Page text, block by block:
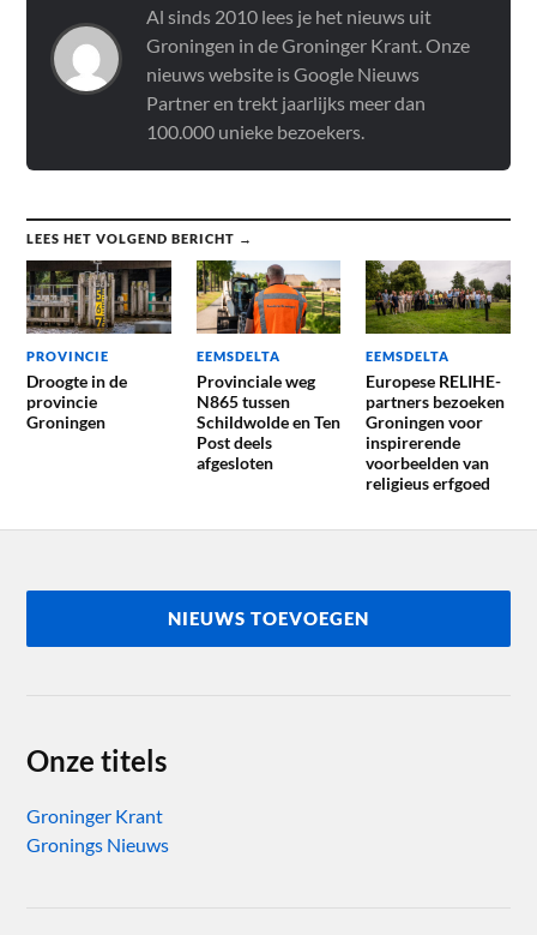
Al sinds 2010 lees je het nieuws uit
Groningen in de Groninger Krant. Onze
nieuws website is Google Nieuws
Partner en trekt jaarlijks meer dan
100.000 unieke bezoekers.
LEES HET VOLGEND BERICHT →
PROVINCIE
Droogte in de
provincie
Groningen
EEMSDELTA
Provinciale weg
N865 tussen
Schildwolde en Ten
Post deels
afgesloten
EEMSDELTA
Europese RELIHE-
partners bezoeken
Groningen voor
inspirerende
voorbeelden van
religieus erfgoed
NIEUWS TOEVOEGEN
Onze titels
Groninger Krant
Gronings Nieuws